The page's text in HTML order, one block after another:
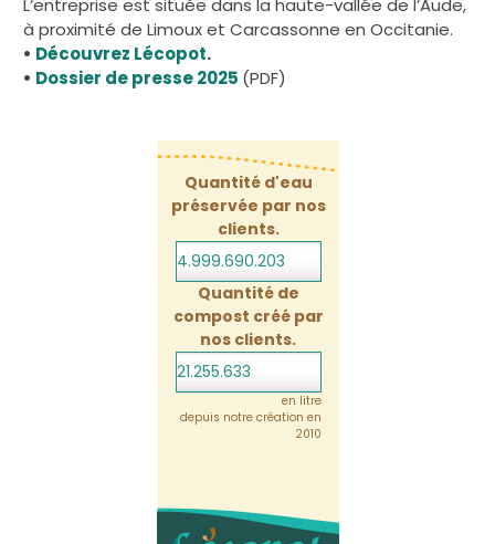
à proximité de Limoux et Carcassonne en Occitanie.
• Découvrez Lécopot.
• Dossier de presse 2025 (PDF)
Quantité d'eau
préservée par nos
clients.
4.999.690.224
Quantité de
compost créé par
nos clients.
21.255.633
en litre
depuis notre création en
2010